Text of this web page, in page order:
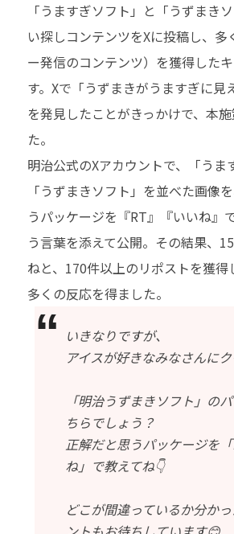
「うますぎソフト」と「うずまき
い探しコンテンツをXに投稿し、多
ー発信のコンテンツ）を獲得した
す。Xで「うずまきがうますぎに見
を発見したことがきっかけで、本
た。
明治公式のXアカウントで、「うま
「うずまきソフト」を並べた画像
うパッケージを『RT』『いいね』
う言葉を添えて公開。その結果、
ねと、170件以上のリポストを獲得
多くの反応を得ました。
いきなりですが、​
アイスが好きなみなさんに
「明治うずまきソフト」の
ちらでしょう？​
正解だと思うパッケージを
ね」で教えてね👇​
どこが間違っているか分か